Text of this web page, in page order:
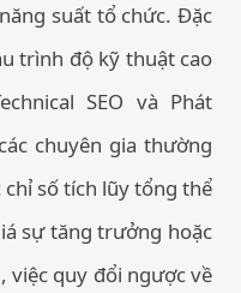
suất tổ chức. Đặc
trình độ kỹ thuật cao
SEO và Phát
chuyên gia thường
số tích lũy tổng thể
sự tăng trưởng hoặc
việc quy đổi ngược về